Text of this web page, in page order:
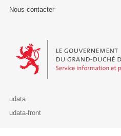
Nous contacter
Le Gouvernement du Grand-
udata
udata-front